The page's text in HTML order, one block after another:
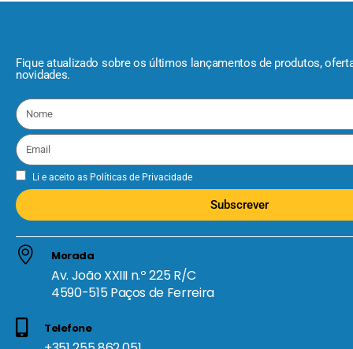
Fique atualizado sobre os últimos lançamentos de produtos,
novidades.
Li e aceito as Políticas de Privacidade
Subscrever
Morada
Av. João XXIII n.º 225 R/C
4590-515 Paços de Ferreira
Telefone